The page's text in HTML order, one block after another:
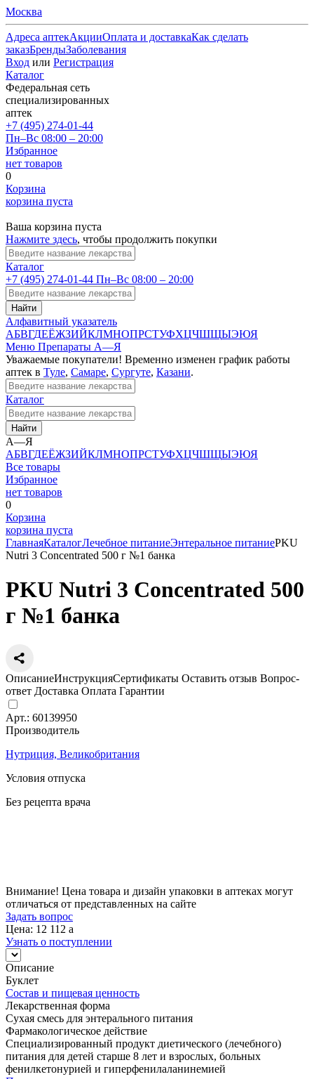
Москва
Адреса аптекАкцииОплата и доставкаКак сделать
заказБрендыЗаболевания
Вход или Регистрация
Каталог
Федеральная сеть
специализированных
аптек
+7 (495) 274-01-44
Пн–Вс 08:00 – 20:00
Избранное
нет товаров
0
Корзина
корзина пуста
Ваша корзина пуста
Нажмите здесь, чтобы продолжить покупки
Каталог
+7 (495) 274-01-44 Пн–Вс 08:00 – 20:00
Найти
Алфавитный указатель
АБВГДЕЁЖЗИЙКЛМНОПРСТУФХЦЧШЩЫЭЮЯ
Меню Препараты А—Я
Уважаемые покупатели! Временно изменен график работы
аптек в Туле, Самаре, Сургуте, Казани.
Каталог
Найти
А—Я
АБВГДЕЁЖЗИЙКЛМНОПРСТУФХЦЧШЩЫЭЮЯ
Все товары
Избранное
нет товаров
0
Корзина
корзина пуста
ГлавнаяКаталогЛечебное питаниеЭнтеральное питаниеPKU
Nutri 3 Concentrated 500 г №1 банка
PKU Nutri 3 Concentrated 500
г №1 банка
ОписаниеИнструкцияСертификаты Оставить отзыв Вопрос-
ответ Доставка Оплата Гарантии
Арт.: 60139950
Производитель
Нутриция, Великобритания
Условия отпуска
Без рецепта врача
Внимание! Цена товара и дизайн упаковки в аптеках могут
отличаться от представленных на сайте
Задать вопрос
Цена: 12 112 a
Узнать о поступлении
Описание
Буклет
Состав и пищевая ценность
Лекарственная форма
Сухая смесь для энтерального питания
Фармакологическое действие
Специализированный продукт диетического (лечебного)
питания для детей старше 8 лет и взрослых, больных
фенилкетонурией и гиперфенилаланинемией